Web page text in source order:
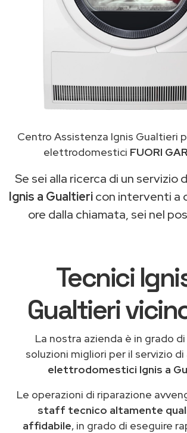
Centro Assistenza Ignis Gualtieri
elettrodomestici FUORI
Se sei alla ricerca di un servizio
Ignis a Gualtiericon interventi a
ore dalla chiamata, sei nel
Tecnici
Gualtieri
La nostra azienda è in grado
soluzioni migliori per il servizio di
elettrodomestici Ignis a
Le operazioni di riparazione
staff tecnico altamente
affidabile, in grado di eseguire